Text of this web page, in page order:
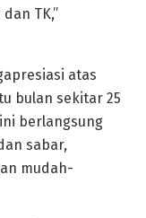
TK,”
atas
bulan sekitar 25
berlangsung
sabar,
mudah-